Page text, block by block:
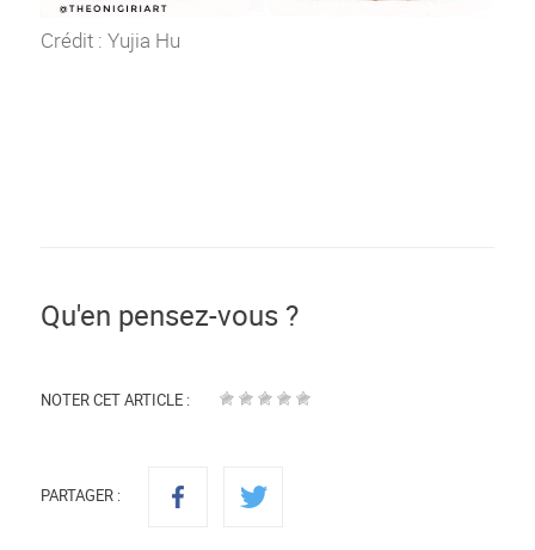
Crédit : Yujia Hu
Qu'en pensez-vous ?
NOTER CET ARTICLE :
PARTAGER :